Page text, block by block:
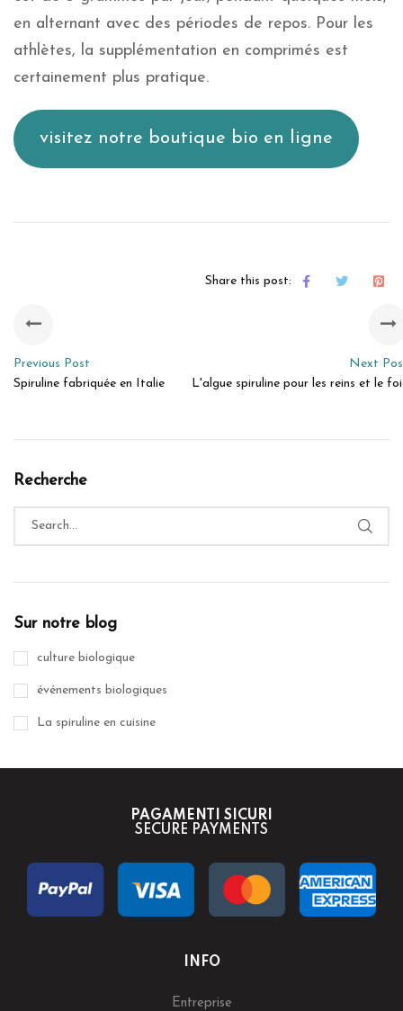
en alternant avec des périodes de repos. Pour les
athlètes, la supplémentation en comprimés est
certainement plus pratique.
visitez notre boutique bio en ligne
Share this post:
Previous Post
Spiruline fabriquée en Italie
Next
L'algue spiruline pour les reins et le
Recherche
Sur notre blog
culture biologique
événements biologiques
La spiruline en cuisine
PAGAMENTI SICURI
SECURE PAYMENTS
INFO
Entreprise